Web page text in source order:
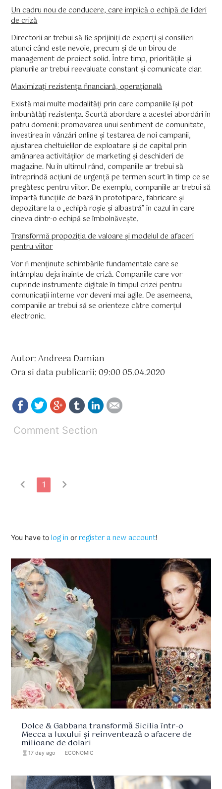
Un cadru nou de conducere, care implică o echipă de lideri
de criză
Directorii ar trebui să fie sprijiniți de experți și consilieri
atunci când este nevoie, precum și de un birou de
management de proiect solid. Între timp, prioritățile și
planurile ar trebui reevaluate constant și comunicate clar.
Maximizați rezistența financiară, operațională
Există mai multe modalități prin care companiile își pot
îmbunătăți rezistența. Scurtă abordare a acestei abordări în
patru domenii: promovarea unui sentiment de comunitate,
investirea în vânzări online și testarea de noi campanii,
ajustarea cheltuielilor de exploatare și de capital prin
amânarea activităților de marketing și deschideri de
magazine. Nu în ultimul rând, companiile ar trebui să
întreprindă acțiuni de urgență pe termen scurt în timp ce se
pregătesc pentru viitor. De exemplu, companiile ar trebui să
împartă funcțiile de bază în prototipare, fabricare și
depozitare la o „echipă roșie și albastră” în cazul în care
cineva dintr-o echipă se îmbolnăvește.
Transformă propoziția de valoare și modelul de afaceri
pentru viitor
Vor fi menținute schimbările fundamentale care se
întâmplau deja înainte de criză. Companiile care vor
cuprinde instrumente digitale în timpul crizei pentru
comunicații interne vor deveni mai agile. De asemeena,
companiile ar trebui să se orienteze către comerțul
electronic.
Autor: Andreea Damian
Ora si data publicarii: 09:00 05.04.2020
Comment Section
chevron_left 1 chevron_right
You have tolog in orregister a new account!
Dolce & Gabbana transformă Sicilia într-o
Mecca a luxului și reinventează o afacere de
milioane de dolari
hourglass_full 17 day ago ECONOMIC